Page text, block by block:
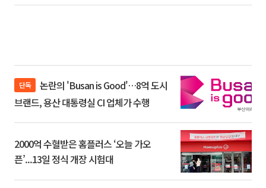
단독
브랜드, 용산 대통령실 CI 업체가 수행
2000억 수혈받은 홈플러스 ‘오늘 가오
픈’...13일 정식 개장 시험대